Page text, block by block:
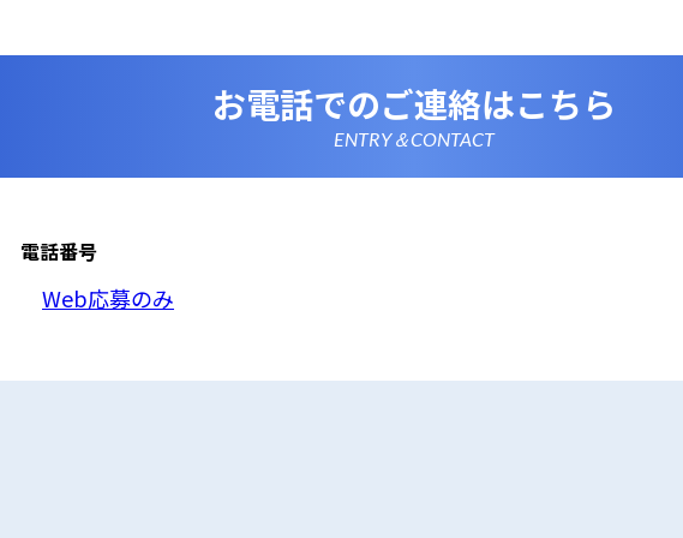
ん、漏えい、滅失及び毀損から保護するため、必要な安全管理措置を講じます
本ウェブサイトでは、一部のコンテンツにおいてCookieを利用しています。
コンテンツへのアクセスに関する情報であり、氏名・メールアドレス・住所・
ません。また、お使いのブラウザ設定からCookieを無効にすることが可能です。
本ウェブサイトでは、Google LLCが提供するアクセス解析ツール「Googleア
せん。この機能はCookieを無効にすることで収集を拒否することが出来ます。
8. プライバシーポリシーの変更
を除いて，応募者等に通知することなく変更することができるものとします。
9. お問い合わせ窓口
お電話でのご連絡はこちら
ENTRY＆CONTACT
電話番号
Web応募のみ